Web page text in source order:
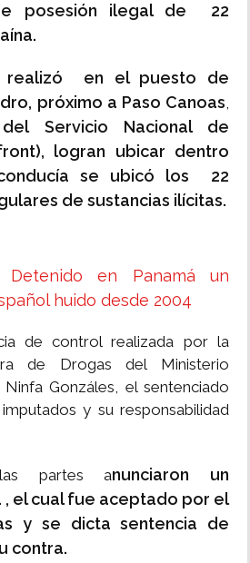
posesión ilegal de 22
realizó en el puesto de
próximo a Paso Canoas,
del Servicio Nacional de
logran ubicar dentro
se ubicó los 22
de sustancias ilícitas.
Detenido en Panamá un
huido desde 2004
de control realizada por la
de Drogas del Ministerio
Ninfa Gonzáles, el sentenciado
y su responsabilidad
las partes anunciaron un
el cual fue aceptado por el
y se dicta sentencia de
contra.